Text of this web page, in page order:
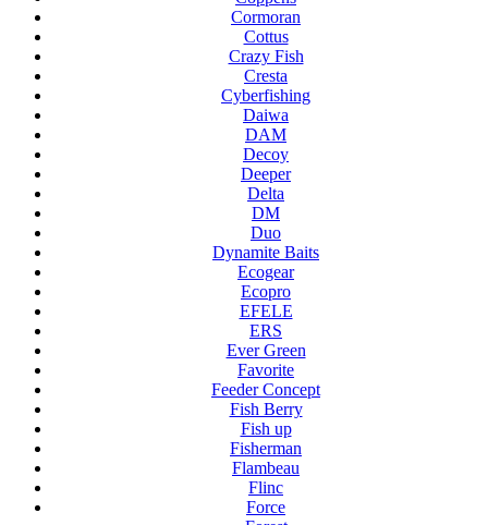
Cormoran
Cottus
Crazy Fish
Cresta
Cyberfishing
Daiwa
DAM
Decoy
Deeper
Delta
DM
Duo
Dynamite Baits
Ecogear
Ecopro
EFELE
ERS
Ever Green
Favorite
Feeder Concept
Fish Berry
Fish up
Fisherman
Flambeau
Flinc
Force